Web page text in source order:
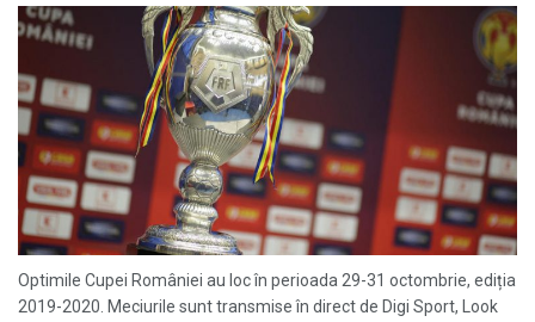
Optimile Cupei României au loc în perioada 29-31 octombrie, ediția
2019-2020. Meciurile sunt transmise în direct de Digi Sport, Look